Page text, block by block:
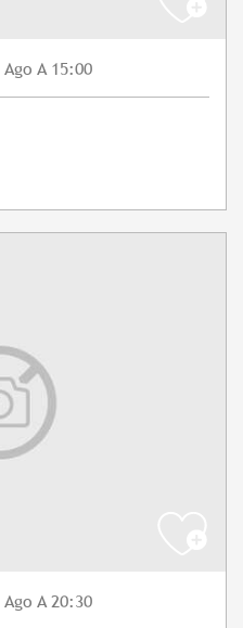
Ago A 15:00
Ago A 20:30